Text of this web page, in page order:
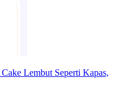
Lembut Seperti Kapas,